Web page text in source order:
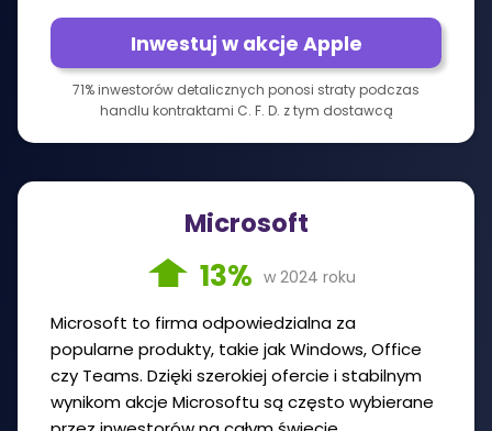
Inwestuj w akcje Apple
71% inwestorów detalicznych ponosi straty podczas
handlu kontraktami C. F. D. z tym dostawcą
Microsoft
Microsoft to firma odpowiedzialna za
popularne produkty, takie jak Windows, Office
czy Teams. Dzięki szerokiej ofercie i stabilnym
wynikom akcje Microsoftu są często wybierane
13% w 2024 roku